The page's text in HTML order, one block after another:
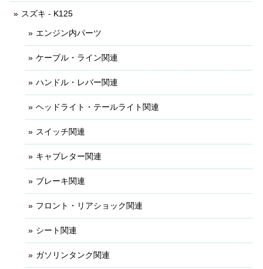
スズキ - K125
エンジン内パーツ
ケーブル・ライン関連
ハンドル・レバー関連
ヘッドライト・テールライト関連
スイッチ関連
キャブレター関連
ブレーキ関連
フロント・リアショック関連
シート関連
ガソリンタンク関連